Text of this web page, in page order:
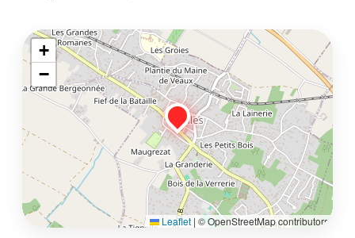
+
−
Leaflet | © OpenStreetMap contributors